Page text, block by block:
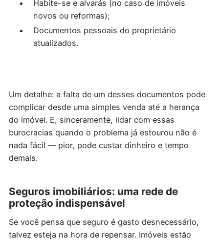
Habite-se e alvarás (no caso de imóveis
novos ou reformas);
Documentos pessoais do proprietário
atualizados.
Um detalhe: a falta de um desses documentos pode
complicar desde uma simples venda até a herança
do imóvel. E, sinceramente, lidar com essas
burocracias quando o problema já estourou não é
nada fácil — pior, pode custar dinheiro e tempo
demais.
Seguros imobiliários: uma rede de
proteção indispensável
Se você pensa que seguro é gasto desnecessário,
talvez esteja na hora de repensar. Imóveis estão